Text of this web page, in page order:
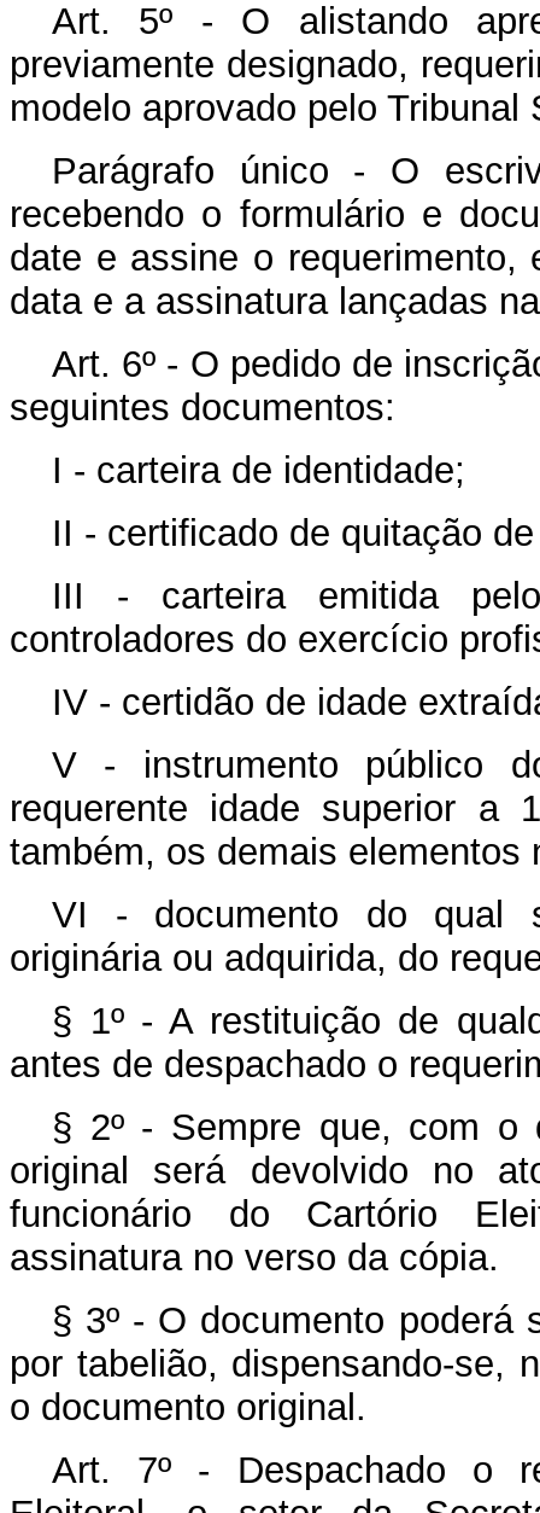
Art. 5º - O alistando
previamente designado,
modelo aprovado pelo Tribunal
Parágrafo único - O
recebendo o formulário e
date e assine o
data e a assinatura lançadas
Art. 6º - O pedido de
seguintes documentos:
I - carteira de identidade;
II - certificado de quitação
III - carteira emitida
controladores do exercício
IV - certidão de idade
V - instrumento público
requerente idade superior a
também, os demais
VI - documento do qual
originária ou adquirida, do
§ 1º - A restituição de
antes de despachado o
§ 2º - Sempre que, com o
original será devolvido no
funcionário do Cartório
assinatura no verso da cópia.
§ 3º - O documento poderá
por tabelião, dispensando-se,
o documento original.
Art. 7º - Despachado o